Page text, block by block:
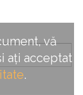
vă
ați acceptat
.